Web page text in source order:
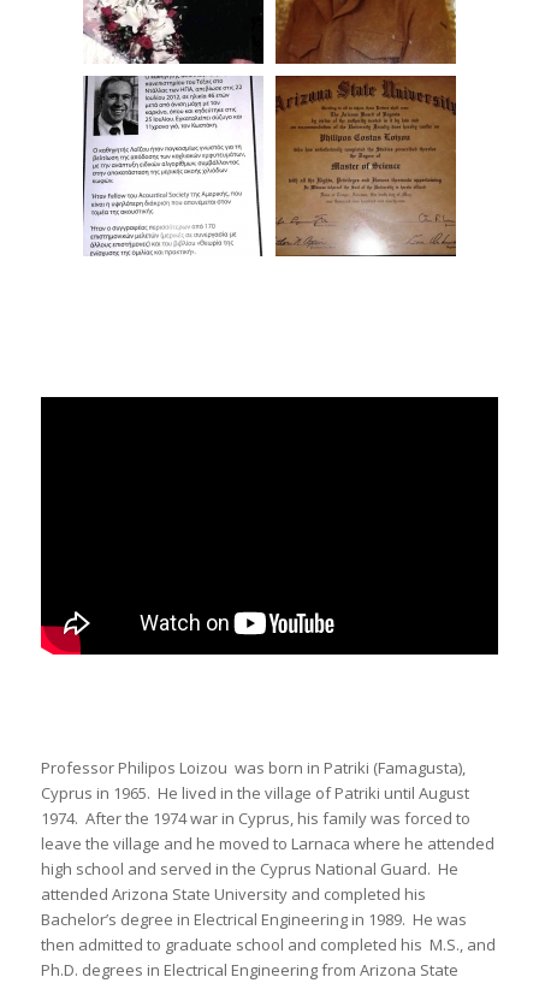
Professor Philipos Loizou was born in Patriki (Famagusta),
Cyprus in 1965. He lived in the village of Patriki until August
1974. After the 1974 war in Cyprus, his family was forced to
leave the village and he moved to Larnaca where he attended
high school and served in the Cyprus National Guard. He
attended Arizona State University and completed his
Bachelor’s degree in Electrical Engineering in 1989. He was
then admitted to graduate school and completed his M.S., and
Ph.D. degrees in Electrical Engineering from Arizona State